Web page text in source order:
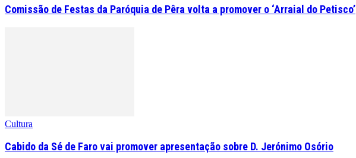
Comissão de Festas da Paróquia de Pêra volta a promover o ‘Arraial do Petisco’
Cultura
Cabido da Sé de Faro vai promover apresentação sobre D. Jerónimo Osório